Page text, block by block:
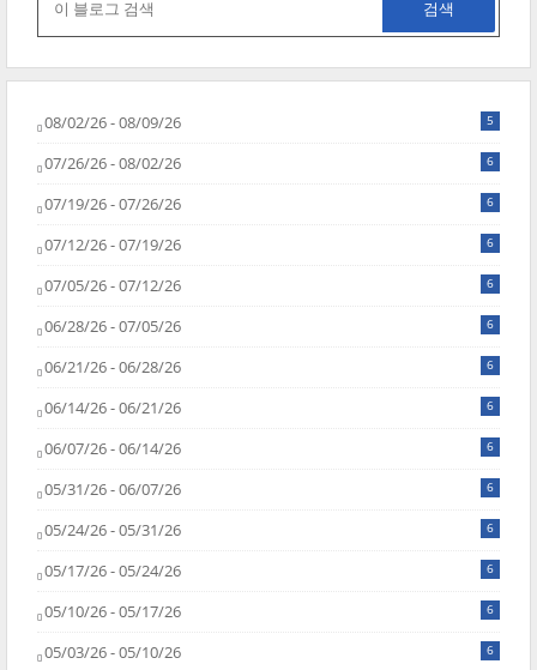
08/02/26 - 08/09/26 5
07/26/26 - 08/02/26 6
07/19/26 - 07/26/26 6
07/12/26 - 07/19/26 6
07/05/26 - 07/12/26 6
06/28/26 - 07/05/26 6
06/21/26 - 06/28/26 6
06/14/26 - 06/21/26 6
06/07/26 - 06/14/26 6
05/31/26 - 06/07/26 6
05/24/26 - 05/31/26 6
05/17/26 - 05/24/26 6
05/10/26 - 05/17/26 6
05/03/26 - 05/10/26 6